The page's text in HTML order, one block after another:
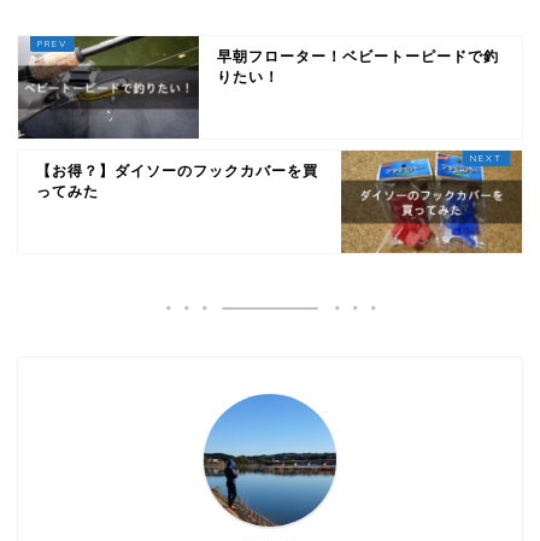
早朝フローター！ベビートーピードで釣
りたい！
【お得？】ダイソーのフックカバーを買
ってみた